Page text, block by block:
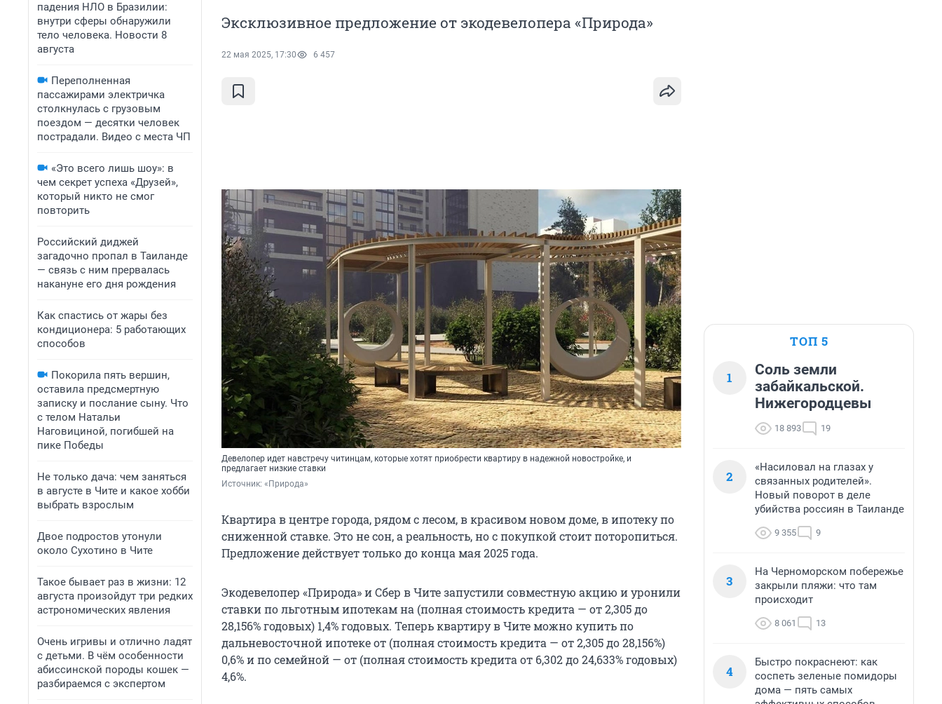
падения НЛО в Бразилии:
внутри сферы обнаружили
тело человека. Новости 8
августа
Переполненная
пассажирами электричка
столкнулась с грузовым
поездом — десятки человек
пострадали. Видео с места ЧП
«Это всего лишь шоу»: в
чем секрет успеха «Друзей»,
который никто не смог
повторить
Российский диджей
загадочно пропал в Таиланде
— связь с ним прервалась
накануне его дня рождения
Как спастись от жары без
кондиционера: 5 работающих
способов
Покорила пять вершин,
оставила предсмертную
записку и послание сыну. Что
с телом Натальи
Наговициной, погибшей на
пике Победы
Не только дача: чем заняться
в августе в Чите и какое хобби
выбрать взрослым
Двое подростов утонули
около Сухотино в Чите
Такое бывает раз в жизни: 12
августа произойдут три редких
астрономических явления
Очень игривы и отлично ладят
с детьми. В чём особенности
абиссинской породы кошек —
разбираемся с экспертом
Эксклюзивное предложение от экодевелопера «Природа»
22 мая 2025, 17:30 6 457
Девелопер идет навстречу читинцам, которые хотят приобрести квартиру в надежной новостройке, и
предлагает низкие ставки
Источник: «Природа»
Квартира в центре города, рядом с лесом, в красивом новом доме, в ипотеку по
сниженной ставке. Это не сон, а реальность, но с покупкой стоит поторопиться.
Предложение действует только до конца мая 2025 года.
Экодевелопер «Природа» и Сбер в Чите запустили совместную акцию и уронили
ставки по льготным ипотекам на (полная стоимость кредита — от 2,305 до
28,156% годовых) 1,4% годовых. Теперь квартиру в Чите можно купить по
дальневосточной ипотеке от (полная стоимость кредита — от 2,305 до 28,156%)
0,6% и по семейной — от (полная стоимость кредита от 6,302 до 24,633% годовых)
4,6%.
ТОП 5
1
Соль земли
забайкальской.
Нижегородцевы
18 893 19
2
«Насиловал на глазах у
связанных родителей».
Новый поворот в деле
убийства россиян в Таиланде
9 355 9
3
На Черноморском побережье
закрыли пляжи: что там
происходит
8 061 13
4
Быстро покраснеют: как
соспеть зеленые помидоры
дома — пять самых